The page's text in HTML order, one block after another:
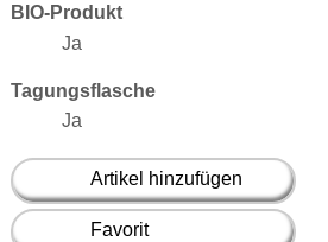
BIO-Produkt
Ja
Tagungsflasche
Ja
Artikel hinzufügen
Favorit